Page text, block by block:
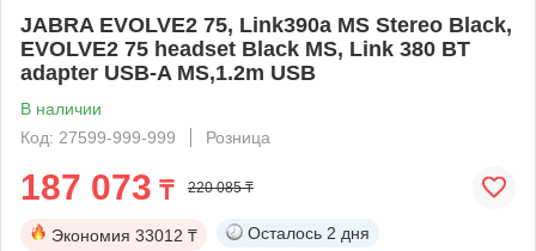
JABRA EVOLVE2 75, Link390a MS Stereo Black,
EVOLVE2 75 headset Black MS, Link 380 BT
adapter USB-A MS,1.2m USB
В наличии
Код: 27599-999-999
Розница
187 073 ₸ 220 085 ₸
Экономия 33012 ₸ Осталось 2 дня